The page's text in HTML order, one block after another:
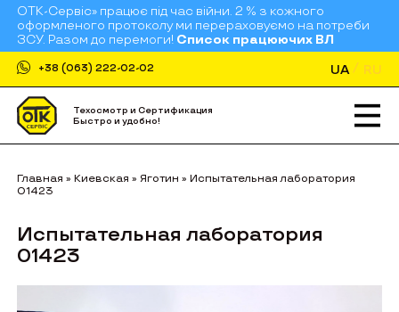
ОТК-Сервіс» працює під час війни. 2 % з кожного
оформленого протоколу ми перераховуємо на потреби
ЗСУ. Разом до перемоги! Список працюючих ВЛ
+38 (063) 222-02-02 UA RU
Техосмотр и Сертификация
Быстро и удобно!
Главная »Киевская » Яготин »Испытательная лаборатория
01423
Испытательная лаборатория
01423